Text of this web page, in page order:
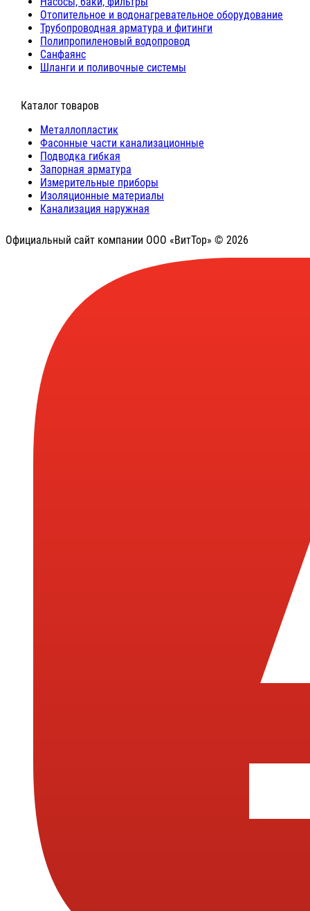
Отопительное и водонагревательное оборудование
Трубопроводная арматура и фитинги
Полипропиленовый водопровод
Санфаянс
Шланги и поливочные системы
⠀Каталог товаров
Металлопластик
Фасонные части канализационные
Подводка гибкая
Запорная арматура
Измерительные приборы
Изоляционные материалы
Канализация наружная
Официальный сайт компании ООО «ВитТор» © 2026